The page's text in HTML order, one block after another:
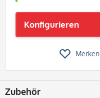
Konfigurieren
Merken
Zubehör